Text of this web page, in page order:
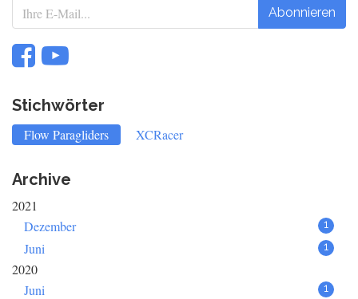
Abonnieren
Stichwörter
Flow Paragliders XCRacer
Archive
2021
Dezember
1
Juni 1
2020
Juni
1